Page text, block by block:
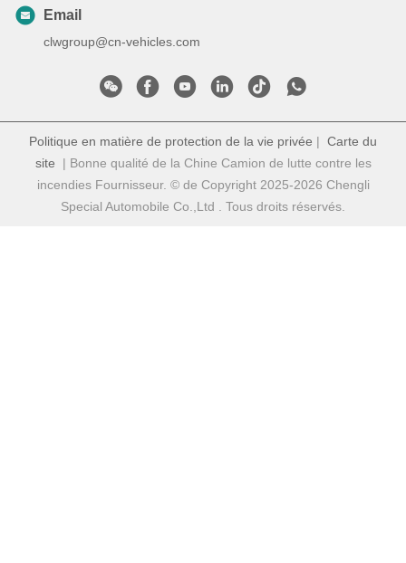
Email
clwgroup@cn-vehicles.com
Politique en matière de protection de la vie privée | Carte du
site | Bonne qualité de la Chine Camion de lutte contre les
incendies Fournisseur. © de Copyright 2025-2026 Chengli
Special Automobile Co.,Ltd . Tous droits réservés.